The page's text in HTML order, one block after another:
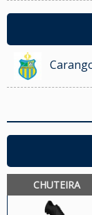
CHUTEIRA